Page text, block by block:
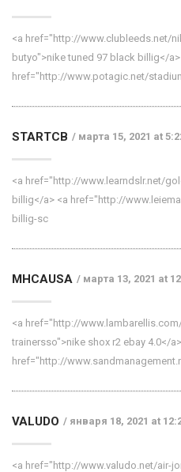
<a href="http://www.clubleeds.net/
butyo">nike tuned 97 black billig</a>
href="http://www.potagic.net/
STARTCB марта 15, 2021 at
<a href="http://www.learndslr.net/
billig</a> <a href="http://
billig-sc
MHCAUSA марта 13, 2021 at
<a href="http://
trainersso">nike shox r2 ebay 4.0</
href="http://
VALUDO января 18, 2021 at
<a href="http://www.valudo.net/air-